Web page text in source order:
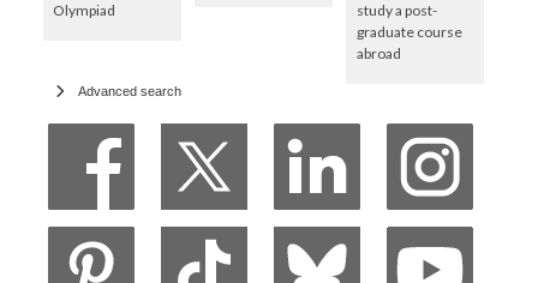
Olympiad
study a post-
graduate course
abroad
Advanced search